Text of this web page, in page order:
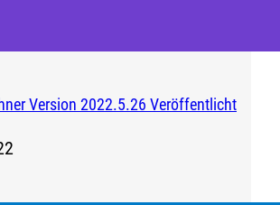
Version 2022.5.26 Veröffentlicht